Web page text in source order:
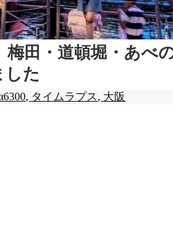
梅田・道頓堀・あべ
した
, タイムラプス, 大阪